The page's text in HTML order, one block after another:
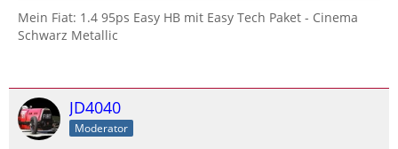
Mein Fiat: 1.4 95ps Easy HB mit Easy Tech Paket - Cinema
Schwarz Metallic
JD4040
Moderator